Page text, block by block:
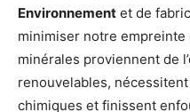
Environnement et de
minimiser notre
minérales proviennent de
renouvelables,
chimiques et finissent